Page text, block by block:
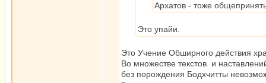
Архатов - тоже
Это упайи.
Это Учение Обширного действия
Во множестве текстов и
без порождения Бодхчитты